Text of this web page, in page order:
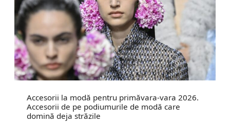
Accesorii la modă pentru primăvara-vara 2026.
Accesorii de pe podiumurile de modă care
domină deja străzile